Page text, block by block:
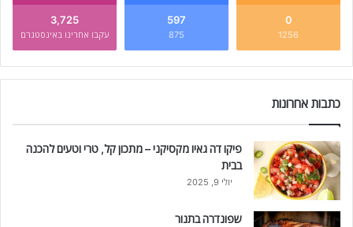
0
1256
597
875
3,725
עקבו אחרינו באינסטגרם
כתבות אחרונות
פיקו דה גאיו מקסיקני – מתכון קל, טרי וטעים להכנה
בבית
יולי 9, 2025
שפונדרה בתנור